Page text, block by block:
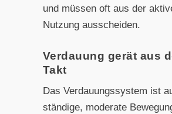
und müssen oft aus der
Nutzung ausscheiden.
Verdauung gerät aus
Takt
Das Verdauungssystem ist
ständige, moderate